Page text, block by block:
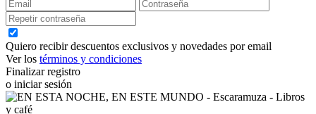
Quiero recibir descuentos exclusivos y novedades por email
Ver los términos y condiciones
Finalizar registro
o iniciar sesión